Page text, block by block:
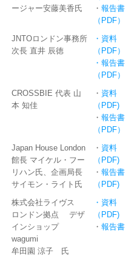
ージャー安藤美香氏
・ 報告書
（PDF）
JNTOロンドン事務所
次長 直井 辰徳
・資料
（PDF）
・報告書
（PDF）
CROSSBIE 代表 山
本 知佳
・ 資料
（PDF)
・ 報告書
（PDF）
Japan House London
館長 マイケル・フー
リハン氏、企画局長
サイモン・ライト氏
・ 資料
（PDF)
・ 報告書
（PDF)
株式会社ライヴス
ロンドン拠点 デザ
インショップ
wagumi
牟田園 涼子 氏
・資料
（PDF)
・ 報告書